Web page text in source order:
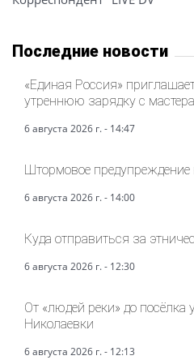
Последние новости
«Единая Россия»
утреннюю зарядку с
6 августа 2026 г. - 14:47
Штормовое
6 августа 2026 г. - 14:00
Куда отправиться за
6 августа 2026 г. - 12:30
От «людей реки» до посёлка
Николаевки
6 августа 2026 г. - 12:13